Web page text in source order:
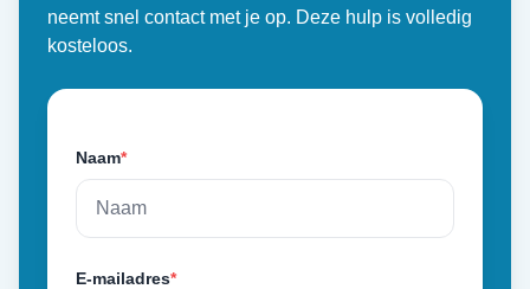
neemt snel contact met je op. Deze hulp is volledig
kosteloos.
Naam*
E-mailadres*